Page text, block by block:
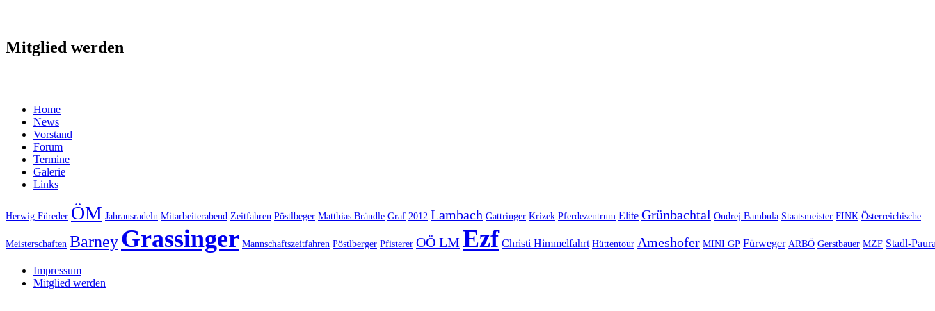
Mitglied werden
Home
News
Vorstand
Forum
Termine
Galerie
Links
Herwig Füreder ÖM Jahrausradeln Mitarbeiterabend Zeitfahren Pöstlbeger Matthias Brändle Graf 2012 Lambach Gattringer Krizek Pferdezentrum Elite Grünbachtal Ondrej Bambula Staatsmeister FINK Österreichische
Meisterschaften BarneyGrassinger Mannschaftszeitfahren Pöstlberger Pfisterer OÖ LMEzf Christi Himmelfahrt Hüttentour Ameshofer MINI GP Fürweger ARBÖ Gerstbauer MZF Stadl-
Impressum
Mitglied werden